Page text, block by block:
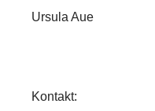
Ursula Aue
Kontakt: